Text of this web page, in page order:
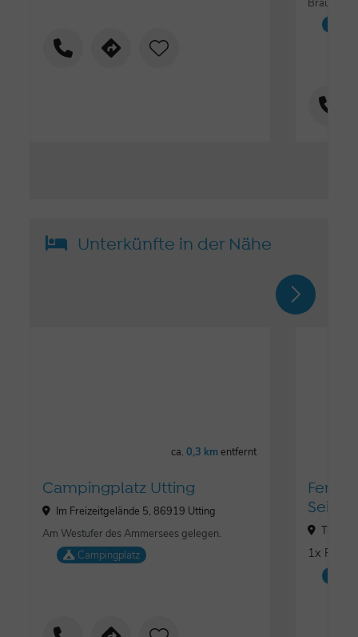
Brauerei.
Unterkünfte in der Nähe
ca.0,3 kmentfernt
Campingplatz Utting
Im Freizeitgelände 5, 86919 Utting
Am Westufer des Ammersees gelegen.
Campingplatz
1x F